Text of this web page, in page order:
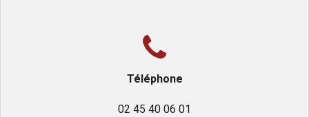
Téléphone
02 45 40 06 01